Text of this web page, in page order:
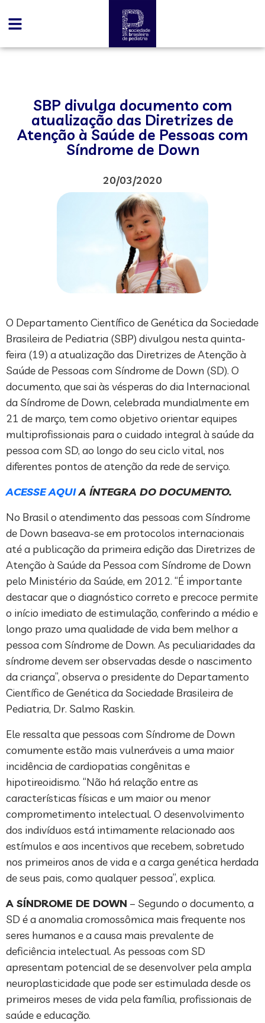
SBP divulga documento com
atualização das Diretrizes de
Atenção à Saúde de Pessoas com
Síndrome de Down
20/03/2020
O Departamento Científico de Genética da Sociedade
Brasileira de Pediatria (SBP) divulgou nesta quinta-
feira (19) a atualização das Diretrizes de Atenção à
Saúde de Pessoas com Síndrome de Down (SD). O
documento, que sai às vésperas do dia Internacional
da Síndrome de Down, celebrada mundialmente em
21 de março, tem como objetivo orientar equipes
multiprofissionais para o cuidado integral à saúde da
pessoa com SD, ao longo do seu ciclo vital, nos
diferentes pontos de atenção da rede de serviço.
ACESSE AQUIA ÍNTEGRA DO DOCUMENTO.
No Brasil o atendimento das pessoas com Síndrome
de Down baseava-se em protocolos internacionais
até a publicação da primeira edição das Diretrizes de
Atenção à Saúde da Pessoa com Síndrome de Down
pelo Ministério da Saúde, em 2012. “É importante
destacar que o diagnóstico correto e precoce permite
o início imediato de estimulação, conferindo a médio e
longo prazo uma qualidade de vida bem melhor a
pessoa com Síndrome de Down. As peculiaridades da
síndrome devem ser observadas desde o nascimento
da criança”, observa o presidente do Departamento
Científico de Genética da Sociedade Brasileira de
Pediatria, Dr. Salmo Raskin.
Ele ressalta que pessoas com Síndrome de Down
comumente estão mais vulneráveis a uma maior
incidência de cardiopatias congênitas e
hipotireoidismo. “Não há relação entre as
características físicas e um maior ou menor
comprometimento intelectual. O desenvolvimento
dos indivíduos está intimamente relacionado aos
estímulos e aos incentivos que recebem, sobretudo
nos primeiros anos de vida e a carga genética herdada
de seus pais, como qualquer pessoa”, explica.
A SÍNDROME DE DOWN – Segundo o documento, a
SD é a anomalia cromossômica mais frequente nos
seres humanos e a causa mais prevalente de
deficiência intelectual. As pessoas com SD
apresentam potencial de se desenvolver pela ampla
neuroplasticidade que pode ser estimulada desde os
primeiros meses de vida pela família, profissionais de
saúde e educação.